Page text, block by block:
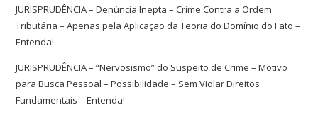
JURISPRUDÊNCIA – Denúncia Inepta – Crime Contra a Ordem
Tributária – Apenas pela Aplicação da Teoria do Domínio do Fato –
Entenda!
JURISPRUDÊNCIA – “Nervosismo” do Suspeito de Crime – Motivo
para Busca Pessoal – Possibilidade – Sem Violar Direitos
Fundamentais – Entenda!